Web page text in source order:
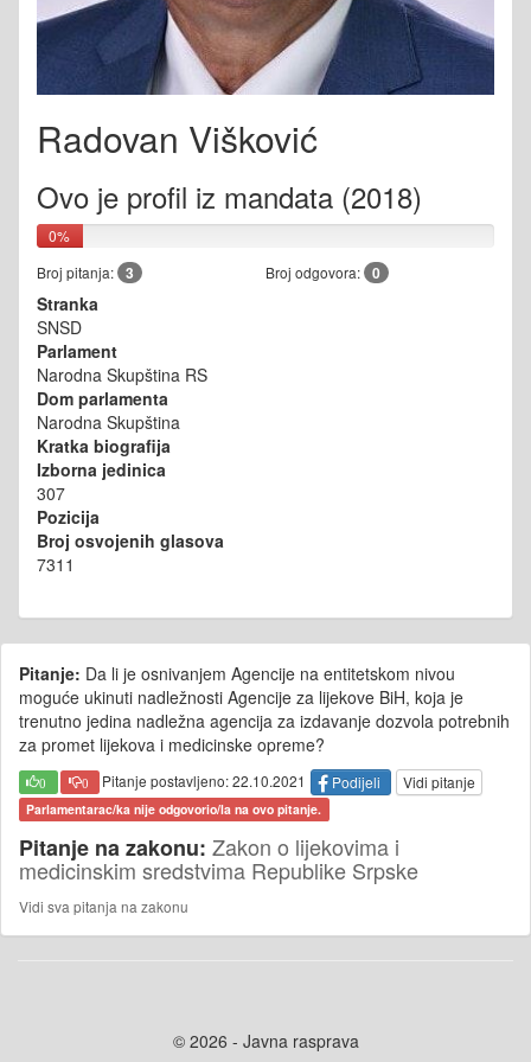
Radovan Višković
Ovo je profil iz mandata (2018)
0%
Broj pitanja: 3 Broj odgovora: 0
Stranka
SNSD
Parlament
Narodna Skupština RS
Dom parlamenta
Narodna Skupština
Kratka biografija
Izborna jedinica
307
Pozicija
Broj osvojenih glasova
7311
Pitanje: Da li je osnivanjem Agencije na entitetskom nivou
moguće ukinuti nadležnosti Agencije za lijekove BiH, koja je
trenutno jedina nadležna agencija za izdavanje dozvola potrebnih
za promet lijekova i medicinske opreme?
0 0 Pitanje postavljeno: 22.10.2021 Podijeli Vidi pitanje
Parlamentarac/ka nije odgovorio/la na ovo pitanje.
Pitanje na zakonu: Zakon o lijekovima i
medicinskim sredstvima Republike Srpske
Vidi sva pitanja na zakonu
© 2026 - Javna rasprava